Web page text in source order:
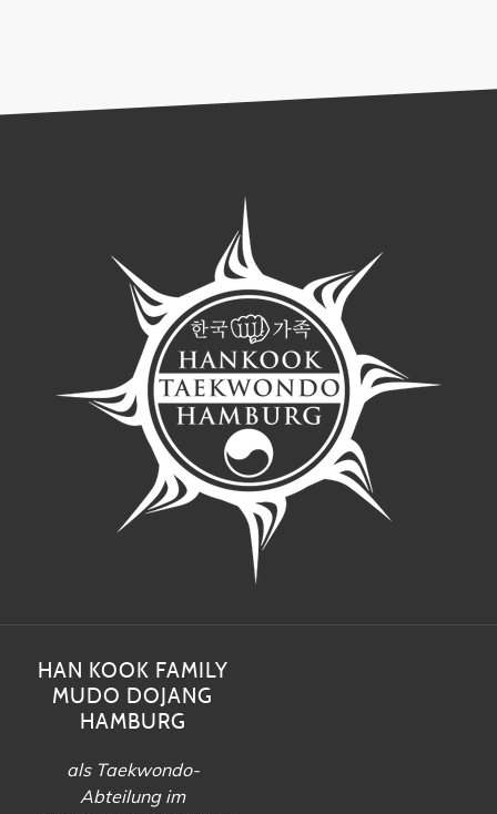
HAN KOOK FAMILY
MUDO DOJANG
HAMBURG
als Taekwondo-
Abteilung im